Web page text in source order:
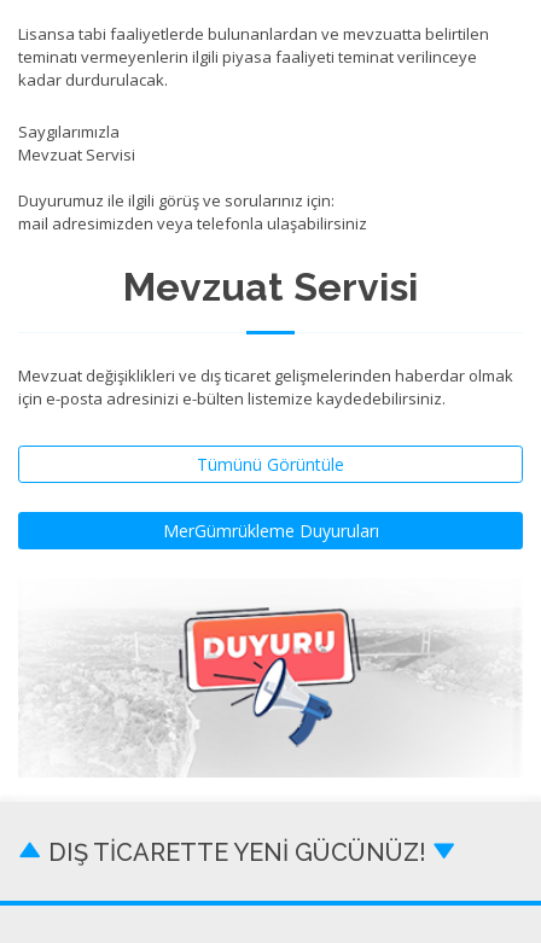
Mevzuat Servisi
Mevzuat değişiklikleri ve dış ticaret gelişmelerinden haberdar olmak
için e-posta adresinizi e-bülten listemize kaydedebilirsiniz.
Tümünü Görüntüle
MerGümrükleme Duyuruları
Lisansa tabi faaliyetlerde bulunanlardan ve mevzuatta belirtilen
teminatı vermeyenlerin ilgili piyasa faaliyeti teminat verilinceye
kadar durdurulacak.
Saygılarımızla
Mevzuat Servisi
Duyurumuz ile ilgili görüş ve sorularınız için:
mail adresimizden veya telefonla ulaşabilirsiniz
DIŞ TİCARETTE YENİ GÜCÜNÜZ!